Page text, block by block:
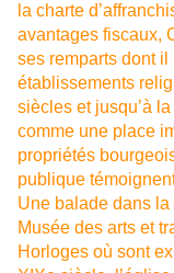
la charte
avantages fiscaux,
ses remparts dont
établissements
siècles et jusqu’à
comme une place
propriétés
publique
Une balade dans la
Musée des arts et
Horloges où sont